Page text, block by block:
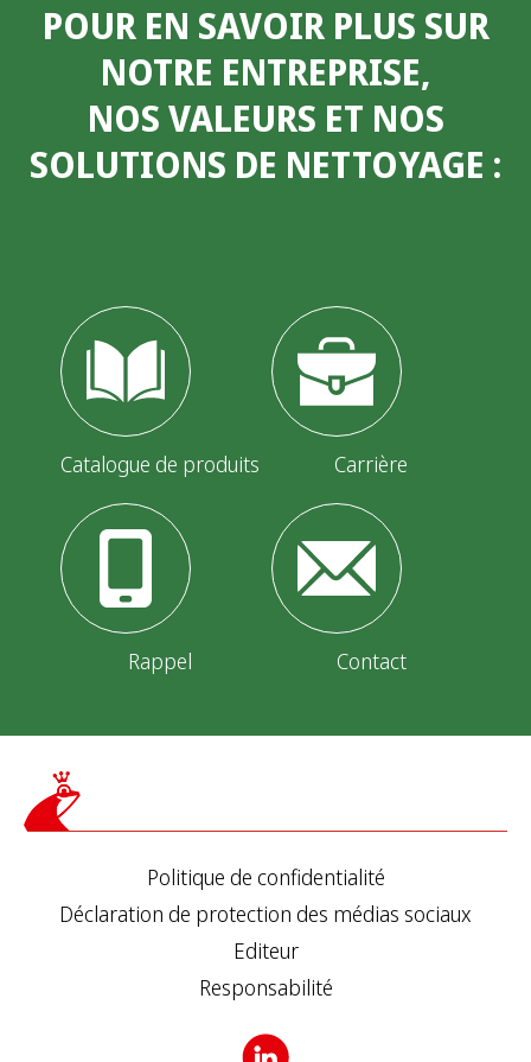
POUR EN SAVOIR PLUS SUR
NOTRE ENTREPRISE,
NOS VALEURS ET NOS
SOLUTIONS DE NETTOYAGE :
Catalogue de produits Carrière
Rappel Contact
Politique de confidentialité
Déclaration de protection des médias sociaux
Editeur
Responsabilité